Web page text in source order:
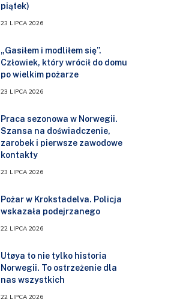
piątek)
23 LIPCA 2026
„Gasiłem i modliłem się”.
Człowiek, który wrócił do domu
po wielkim pożarze
23 LIPCA 2026
Praca sezonowa w Norwegii.
Szansa na doświadczenie,
zarobek i pierwsze zawodowe
kontakty
23 LIPCA 2026
Pożar w Krokstadelva. Policja
wskazała podejrzanego
22 LIPCA 2026
Utøya to nie tylko historia
Norwegii. To ostrzeżenie dla
nas wszystkich
22 LIPCA 2026